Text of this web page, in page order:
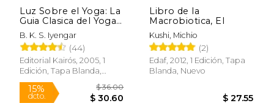
dcto. $ 13.45 dcto.
Luz Sobre el Yoga: La
Guia Clasica del Yoga,
por el Maestro mas
Renombrado del
Mundo (Biblioteca de
la Salud)
B. K. S. Iyengar
(44)
Editorial Kairós, 2005, 1
Edición, Tapa Blanda,
Nuevo
Libro de la
Macrobiotica, El
Kushi, Michio
(2)
Edaf, 2012, 1 Edición, Tapa
Blanda, Nuevo